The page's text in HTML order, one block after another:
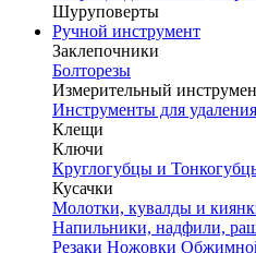
Шуруповерты
Ручной инструмент
Заклепочники
Болторезы
Измерительный
Инструменты для
Клещи
Ключи
Круглогубцы и
Кусачки
Молотки, кувалды и
Напильники, надфили,
Резаки Ножовки